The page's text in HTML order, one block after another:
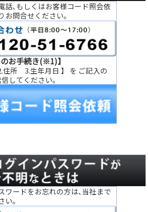
話､もしくはお客様コード照会依
お問合せください｡
のお手続き(※1)】
住所 3.生年月日 】 を ご記入の
してください｡
ワードをお忘れの方は､当社まで
い｡